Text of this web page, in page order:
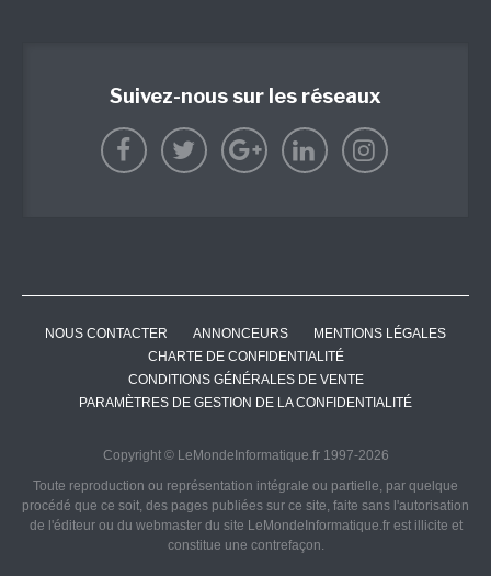
Suivez-nous sur les réseaux
NOUS CONTACTER ANNONCEURS
MENTIONS LÉGALES
CHARTE DE CONFIDENTIALITÉ
CONDITIONS GÉNÉRALES DE VENTE
PARAMÈTRES DE GESTION DE LA CONFIDENTIALITÉ
Copyright © LeMondeInformatique.fr 1997-2026
Toute reproduction ou représentation intégrale ou partielle, par quelque
procédé que ce soit, des pages publiées sur ce site, faite sans l'autorisation
de l'éditeur ou du webmaster du site LeMondeInformatique.fr est illicite et
constitue une contrefaçon.